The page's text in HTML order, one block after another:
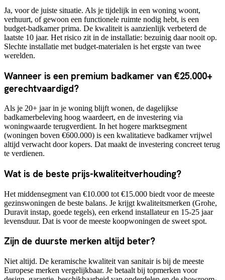
Ja, voor de juiste situatie. Als je tijdelijk in een woning woont,
verhuurt, of gewoon een functionele ruimte nodig hebt, is een
budget-badkamer prima. De kwaliteit is aanzienlijk verbeterd de
laatste 10 jaar. Het risico zit in de installatie: bezuinig daar nooit op.
Slechte installatie met budget-materialen is het ergste van twee
werelden.
Wanneer is een premium badkamer van €25.000+
gerechtvaardigd?
Als je 20+ jaar in je woning blijft wonen, de dagelijkse
badkamerbeleving hoog waardeert, en de investering via
woningwaarde terugverdient. In het hogere marktsegment
(woningen boven €600.000) is een kwalitatieve badkamer vrijwel
altijd verwacht door kopers. Dat maakt de investering concreet terug
te verdienen.
Wat is de beste prijs-kwaliteitverhouding?
Het middensegment van €10.000 tot €15.000 biedt voor de meeste
gezinswoningen de beste balans. Je krijgt kwaliteitsmerken (Grohe,
Duravit instap, goede tegels), een erkend installateur en 15-25 jaar
levensduur. Dat is voor de meeste koopwoningen de sweet spot.
Zijn de duurste merken altijd beter?
Niet altijd. De keramische kwaliteit van sanitair is bij de meeste
Europese merken vergelijkbaar. Je betaalt bij topmerken voor